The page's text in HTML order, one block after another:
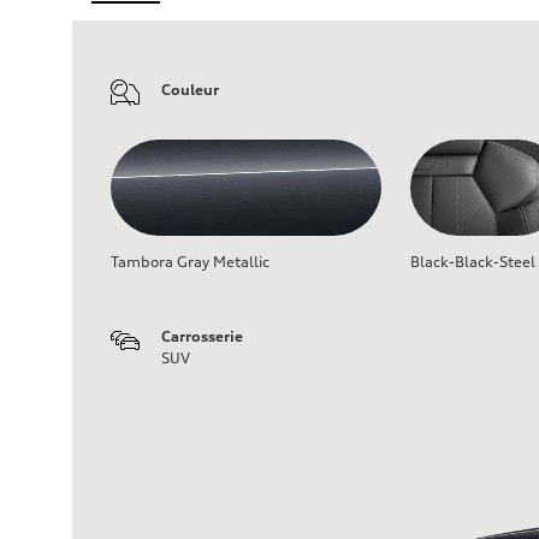
Couleur
Tambora Gray Metallic Black-Black-Steel
Carrosserie
SUV